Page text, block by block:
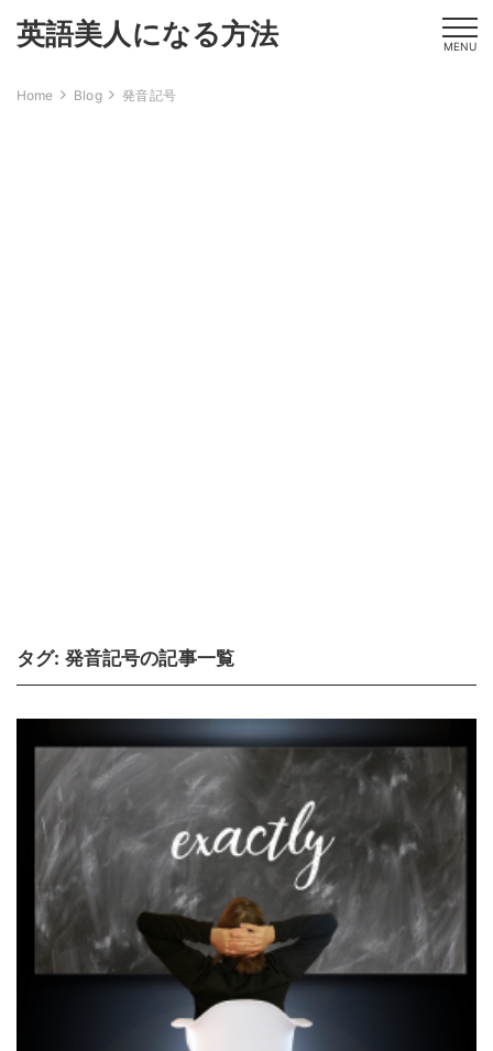
英語美人になる方法 MENU
Home Blog 発音記号
タグ: 発音記号の記事一覧